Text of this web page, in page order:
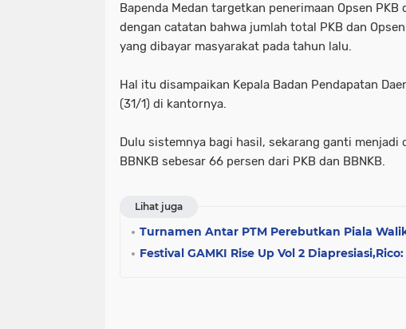
Bapenda Medan targetkan penerimaan Opsen PKB
dengan catatan bahwa jumlah total PKB dan
yang dibayar masyarakat pada tahun lalu.
Hal itu disampaikan Kepala Badan Pendapatan
(31/1) di kantornya.
Dulu sistemnya bagi hasil, sekarang ganti menjadi
BBNKB sebesar 66 persen dari PKB dan BBNKB.
Lihat juga
Turnamen Antar PTM Perebutkan Piala
Festival GAMKI Rise Up Vol 2